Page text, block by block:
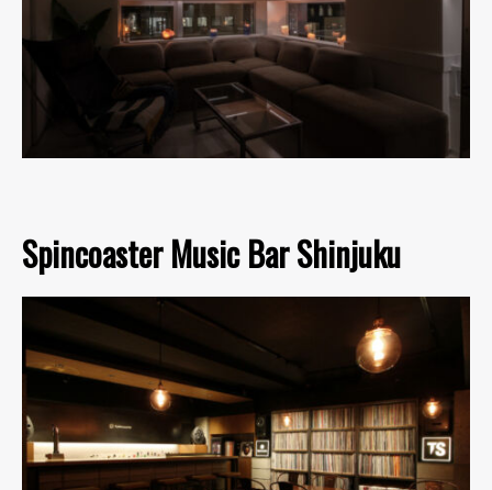
Spincoaster Music Bar Shinjuku